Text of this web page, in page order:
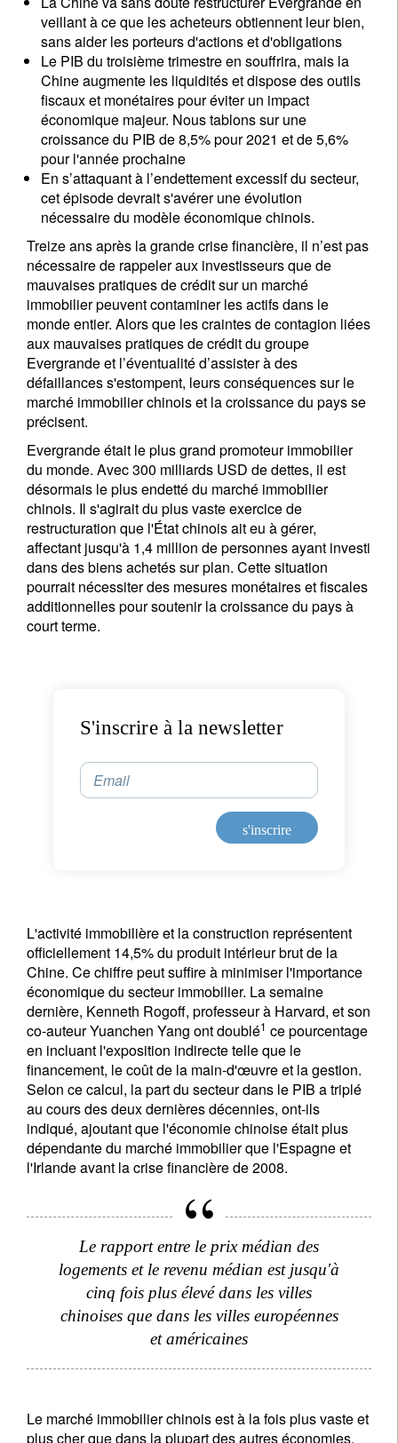
veillant à ce que les acheteurs obtiennent leur bien,
sans aider les porteurs d'actions et d'obligations
Le PIB du troisième trimestre en souffrira, mais la
Chine augmente les liquidités et dispose des outils
fiscaux et monétaires pour éviter un impact
économique majeur. Nous tablons sur une
croissance du PIB de 8,5% pour 2021 et de 5,6%
pour l'année prochaine
En s’attaquant à l’endettement excessif du secteur,
cet épisode devrait s'avérer une évolution
nécessaire du modèle économique chinois.
Treize ans après la grande crise financière, il n’est pas
nécessaire de rappeler aux investisseurs que de
mauvaises pratiques de crédit sur un marché
immobilier peuvent contaminer les actifs dans le
monde entier. Alors que les craintes de contagion liées
aux mauvaises pratiques de crédit du groupe
Evergrande et l’éventualité d’assister à des
défaillances s'estompent, leurs conséquences sur le
marché immobilier chinois et la croissance du pays se
précisent.
Evergrande était le plus grand promoteur immobilier
du monde. Avec 300 milliards USD de dettes, il est
désormais le plus endetté du marché immobilier
chinois. Il s'agirait du plus vaste exercice de
restructuration que l'État chinois ait eu à gérer,
affectant jusqu'à 1,4 million de personnes ayant investi
dans des biens achetés sur plan. Cette situation
pourrait nécessiter des mesures monétaires et fiscales
additionnelles pour soutenir la croissance du pays à
court terme.
S'inscrire à la newsletter
Email
s'inscrire
L'activité immobilière et la construction représentent
officiellement 14,5% du produit intérieur brut de la
Chine. Ce chiffre peut suffire à minimiser l'importance
économique du secteur immobilier. La semaine
dernière, Kenneth Rogoff, professeur à Harvard, et son
co-auteur Yuanchen Yang ont doublé1 ce pourcentage
en incluant l'exposition indirecte telle que le
financement, le coût de la main-d'œuvre et la gestion.
Selon ce calcul, la part du secteur dans le PIB a triplé
au cours des deux dernières décennies, ont-ils
indiqué, ajoutant que l'économie chinoise était plus
dépendante du marché immobilier que l'Espagne et
l'Irlande avant la crise financière de 2008.
Le rapport entre le prix médian des
logements et le revenu médian est jusqu'à
cinq fois plus élevé dans les villes
chinoises que dans les villes européennes
et américaines
Le marché immobilier chinois est à la fois plus vaste et
plus cher que dans la plupart des autres économies.